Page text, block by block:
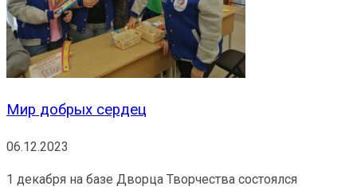
Мир добрых сердец
06.12.2023
1 декабря на базе Дворца Творчества состоялся